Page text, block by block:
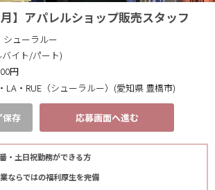
月】アパレルショップ販売スタッフ
シューラルー
イト/パート)
円
LA・RUE（シューラルー）(愛知県 豊橋市)
保存 応募画面へ進む
・土日祝勤務ができる方
ならではの福利厚生を完備